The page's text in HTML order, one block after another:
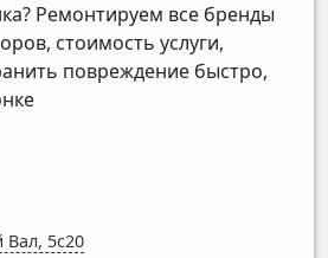
Ремонтируем все бренды
стоимость услуги,
повреждение быстро,
Вал, 5с20